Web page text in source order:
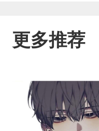
更多推荐